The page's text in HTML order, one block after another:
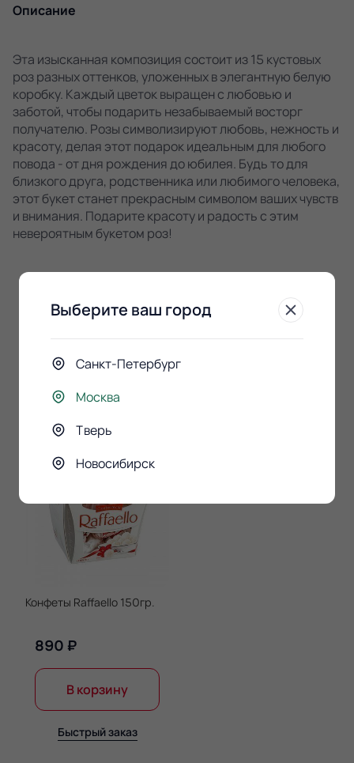
Описание
Эта изысканная композиция состоит из 15 кустовых
роз разных оттенков, уложенных в элегантную белую
коробку. Каждый цветок выращен с любовью и
заботой, чтобы подарить незабываемый восторг
получателю. Розы символизируют любовь, нежность и
красоту, делая этот подарок идеальным для любого
повода - от дня рождения до юбилея. Будь то для
близкого друга, родственника или любимого человека,
этот букет станет прекрасным символом ваших чувств
и внимания. Подарите красоту и радость с этим
невероятным букетом роз!
К этому букету
покупают
Конфеты Raffaello 150гр.
890 ₽
В корзину
Быстрый заказ
Выберите ваш город
Санкт-Петербург
Москва
Тверь
Новосибирск